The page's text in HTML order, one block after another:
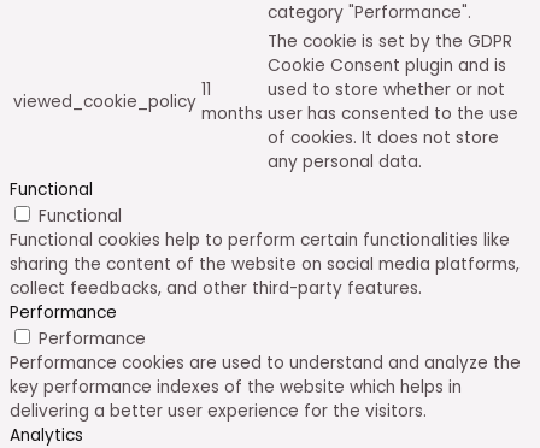
category "Performance".
viewed_cookie_policy
11
months
The cookie is set by the GDPR
Cookie Consent plugin and is
used to store whether or not
user has consented to the use
of cookies. It does not store
any personal data.
Functional
Functional
Functional cookies help to perform certain functionalities like
sharing the content of the website on social media platforms,
collect feedbacks, and other third-party features.
Performance
Performance
Performance cookies are used to understand and analyze the
key performance indexes of the website which helps in
delivering a better user experience for the visitors.
Analytics